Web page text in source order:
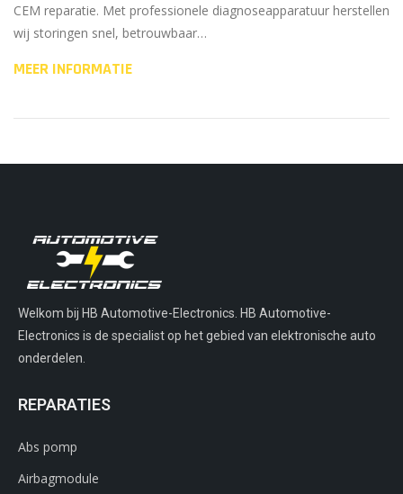
CEM reparatie. Met professionele diagnoseapparatuur herstellen
wij storingen snel, betrouwbaar…
MEER INFORMATIE
Welkom bij HB Automotive-Electronics. HB Automotive-
Electronics is de specialist op het gebied van elektronische auto
onderdelen.
REPARATIES
Abs pomp
Airbagmodule